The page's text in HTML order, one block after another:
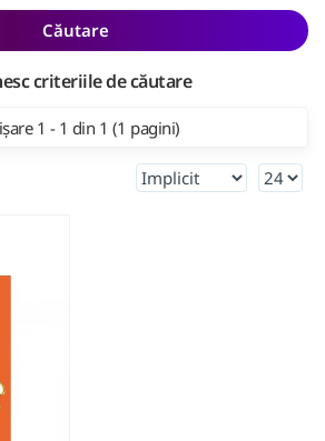
Căutare
criteriile de căutare
1 - 1 din 1 (1 pagini)